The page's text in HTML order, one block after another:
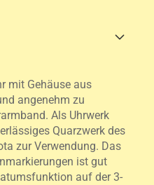
mit Gehäuse aus
angenehm zu
Als Uhrwerk
Quarzwerk des
zur Verwendung. Das
ist gut
auf der 3-